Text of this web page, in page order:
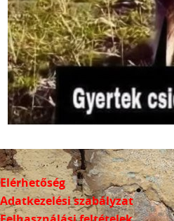
Elérhetőség
Adatkezelési szabályzat